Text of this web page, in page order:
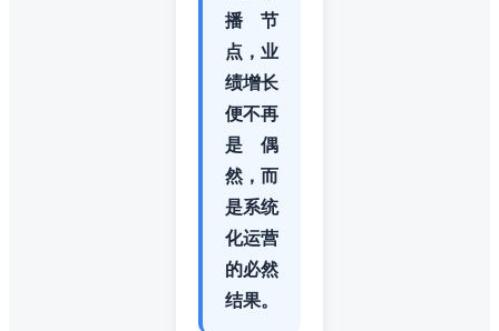
播节
点，业
绩增长
便不再
是偶
然，而
是系统
化运营
的必然
结果。